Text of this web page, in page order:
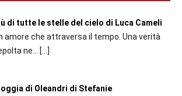
di tutte le stelle del cielo di Luca Cameli
amore che attraversa il tempo. Una verità
ne... […]
di Oleandri di Stefanie